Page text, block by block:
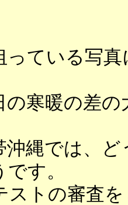
っている写
の寒暖の差
沖縄では、
す。
ストの審査